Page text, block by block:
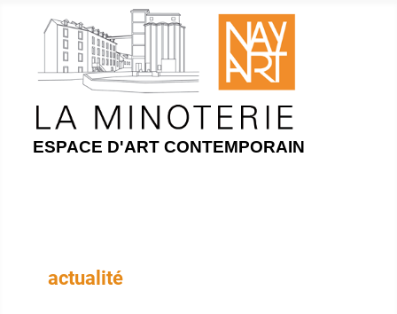
ESPACE D'ART CONTEMPORAIN
actualité